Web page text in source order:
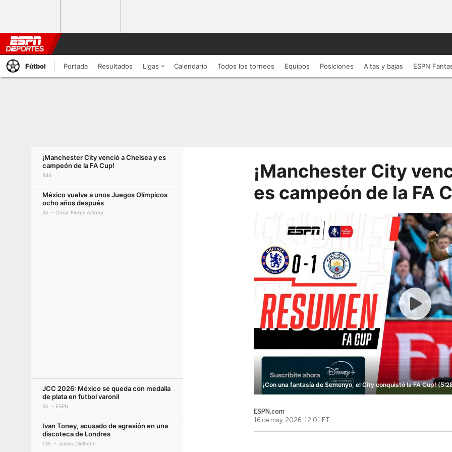
Fútbol Portada Resultados Ligas Calendario Todos los torneos Equipos Posiciones Altas y bajas ESPN
¡Manchester City venció a Chelsea y es
campeón de la FA Cup!
84d
México vuelve a unos Juegos Olímpicos
ocho años después
5h Omar Flores Aldana
JCC 2026: México se queda con medalla
de plata en futbol varonil
5h ESPN
Ivan Toney, acusado de agresión en una
discoteca de Londres
13h James Dielhenn
¡Manchester City
es campeón de la FA
¡Con una fantasía de Semenyo, el City conquistó la FA Cup!
ESPN.com
16 de may, 2026, 12:01 ET